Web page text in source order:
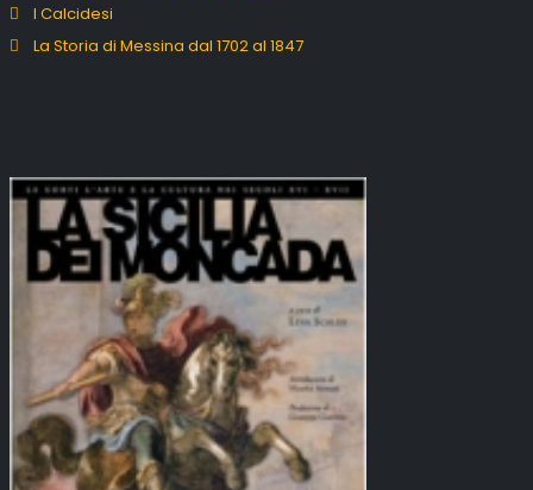
I Calcidesi
La Storia di Messina dal 1702 al 1847